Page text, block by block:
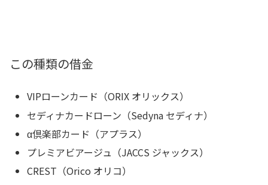
この種類の借金
VIPローンカード（ORIX オリックス）
セディナカードローン（Sedyna セディナ）
α倶楽部カード（アプラス）
プレミアビアージュ（JACCS ジャックス）
CREST（Orico オリコ）